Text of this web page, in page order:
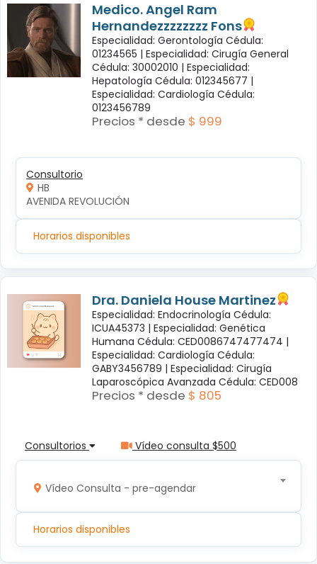
Medico. Angel Ram
Hernandezzzzzzzz Fons
Especialidad: Gerontología Cédula:
01234565 | Especialidad: Cirugía General
Cédula: 30002010 | Especialidad:
Hepatología Cédula: 012345677 |
Especialidad: Cardiología Cédula:
0123456789
Precios * desde $ 999
Consultorio
HB
AVENIDA REVOLUCIÓN
Horarios disponibles
Dra. Daniela House Martinez
Especialidad: Endocrinología Cédula:
ICUA45373 | Especialidad: Genética
Humana Cédula: CED0086747477474 |
Especialidad: Cardiología Cédula:
GABY3456789 | Especialidad: Cirugía
Laparoscópica Avanzada Cédula: CED008
Precios * desde $ 805
Consultorios Vídeo consulta $500
Vídeo Consulta - pre-agendar
Horarios disponibles